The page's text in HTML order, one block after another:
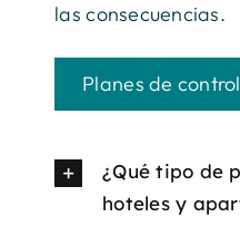
las consecuencias.
Planes de
¿Qué tipo de
hoteles y